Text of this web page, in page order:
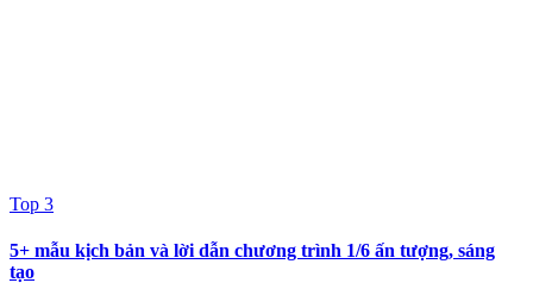
Top 3
5+ mẫu kịch bản và lời dẫn chương trình 1/6 ấn tượng, sáng
tạo